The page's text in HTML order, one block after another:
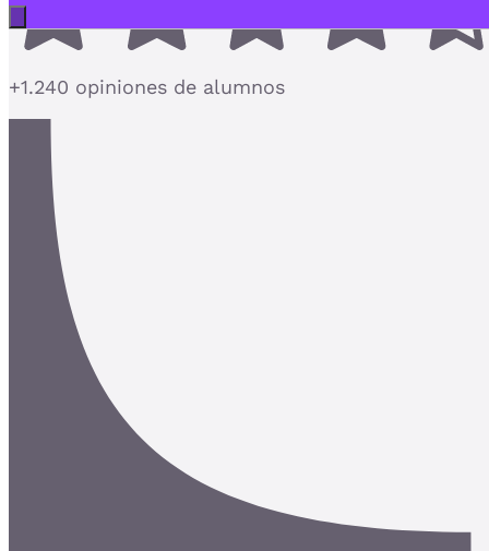
+1.240 opiniones de alumnos